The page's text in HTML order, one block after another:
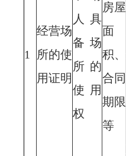
1
经营场
所的使
用证明
人具
备场
所的
使用
权
房屋
面
积、
合同
期限
等